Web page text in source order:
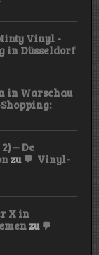
Vinyl -
in Düsseldorf
in Warschau
– De
zu
Vinyl-
X in
zu